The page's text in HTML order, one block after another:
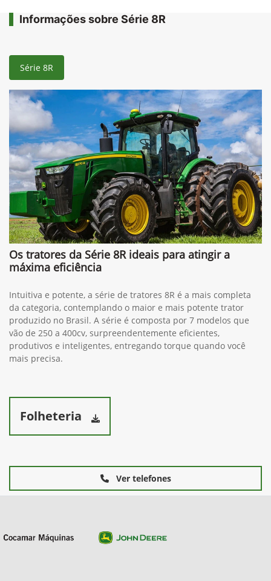
Informações sobre Série 8R
Série 8R
Os tratores da Série 8R ideais para atingir a
máxima eficiência
Intuitiva e potente, a série de tratores 8R é a mais completa
da categoria, contemplando o maior e mais potente trator
produzido no Brasil. A série é composta por 7 modelos que
vão de 250 a 400cv, surpreendentemente eficientes,
produtivos e inteligentes, entregando torque quando você
mais precisa.
Folheteria
Ver telefones